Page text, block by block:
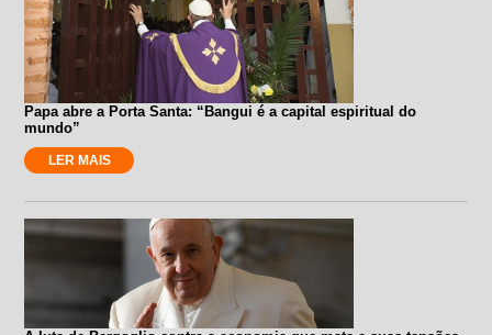
Papa abre a Porta Santa: “Bangui é a capital espiritual do
mundo”
LER MAIS